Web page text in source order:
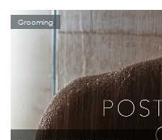
Grooming